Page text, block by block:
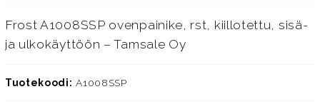
Frost A1008SSP ovenpainike, rst, kiillotettu, sisä-
ja ulkokäyttöön – Tamsale Oy
Tuotekoodi: A1008SSP